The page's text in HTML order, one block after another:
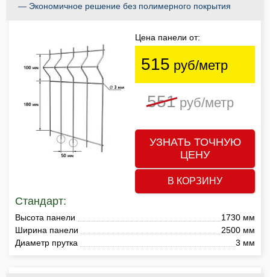
— Экономичное решение без полимерного покрытия
Цена панели от:
515 руб/метр
551руб/метр
УЗНАТЬ ТОЧНУЮ
ЦЕНУ
В КОРЗИНУ
Стандарт:
Высота панели
1730 мм
Ширина панели
2500 мм
Диаметр прутка
3 мм